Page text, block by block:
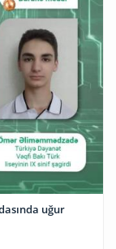
uğur